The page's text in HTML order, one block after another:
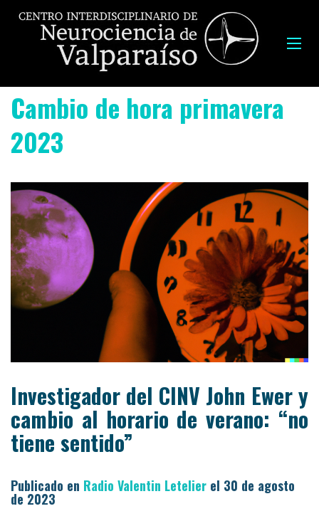
Cambio de hora primavera
2023
Investigador del CINV John Ewer y
cambio al horario de verano: “no
tiene sentido”
Publicado en Radio Valentin Letelier el 30 de agosto
de 2023